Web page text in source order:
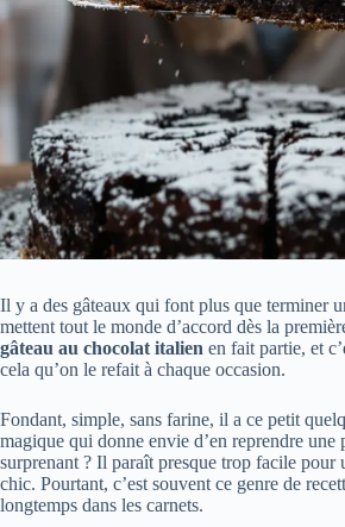
Il y a des gâteaux qui font plus que terminer
mettent tout le monde d’accord dès la
gâteau au chocolat italien en fait partie, et
cela qu’on le refait à chaque occasion.
Fondant, simple, sans farine, il a ce petit
magique qui donne envie d’en reprendre une
surprenant ? Il paraît presque trop facile pour
chic. Pourtant, c’est souvent ce genre de
longtemps dans les carnets.